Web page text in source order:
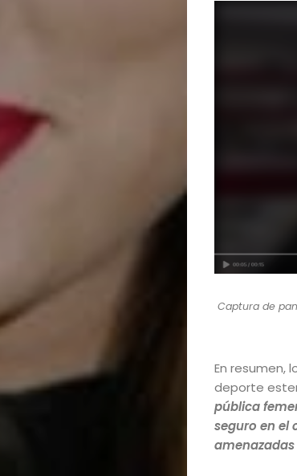
Captura de
En resumen,
deporte
pública
seguro en el